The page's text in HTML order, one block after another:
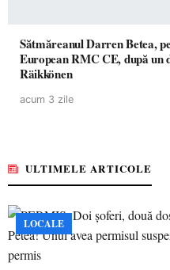
Sătmăreanul Darren Betea,
European RMC CE, după un
Räikkönen
acum 3 zile
ULTIMELE ARTICOLE
LOCALE